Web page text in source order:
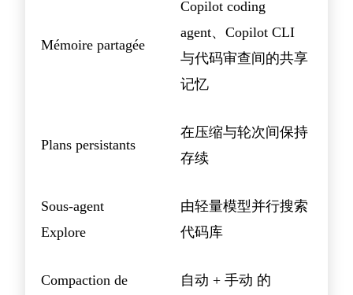
Mémoire partagée
Copilot coding
agent、Copilot CLI
与代码审查间的共享
记忆
Plans persistants
在压缩与轮次间保持
存续
Sous-agent
Explore
由轻量模型并行搜索
代码库
Compaction de
自动 + 手动 的